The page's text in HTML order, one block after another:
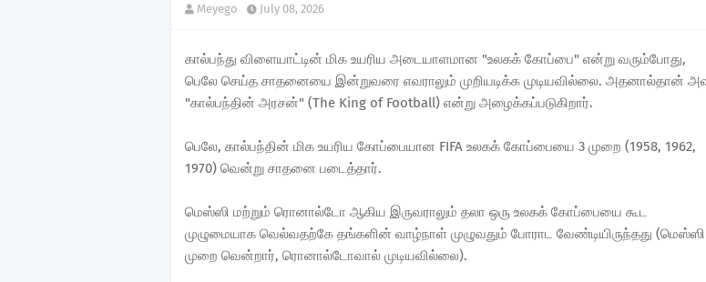
Meyego July 08, 2026
கால்பந்து விளையாட்டின் மிக உயரிய அடையாளமான "உலகக் கோப்பை" என்று வரும்போது,
பெலே செய்த சாதனையை இன்றுவரை எவராலும் முறியடிக்க முடியவில்லை. அதனால்தான்
"கால்பந்தின் அரசன்" (The King of Football) என்று அழைக்கப்படுகிறார்.
பெலே, கால்பந்தின் மிக உயரிய கோப்பையான FIFA உலகக் கோப்பையை 3 முறை (1958, 1962,
1970) வென்று சாதனை படைத்தார்.
மெஸ்ஸி மற்றும் ரொனால்டோ ஆகிய இருவராலும் தலா ஒரு உலகக் கோப்பையை கூட
முழுமையாக வெல்வதற்கே தங்களின் வாழ்நாள் முழுவதும் போராட வேண்டியிருந்தது (மெஸ்ஸி
முறை வென்றார், ரொனால்டோவால் முடியவில்லை).